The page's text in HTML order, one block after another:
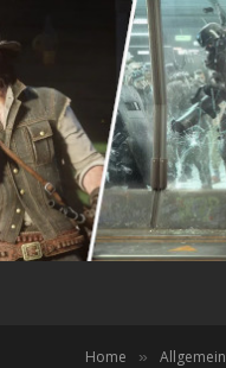
Home » Allgemein